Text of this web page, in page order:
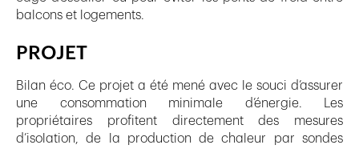
balcons et logements.
PROJET
Bilan éco. Ce projet a été mené avec le souci d’assurer
une consommation minimale d’énergie. Les
propriétaires profitent directement des mesures
d’isolation, de la production de chaleur par sondes